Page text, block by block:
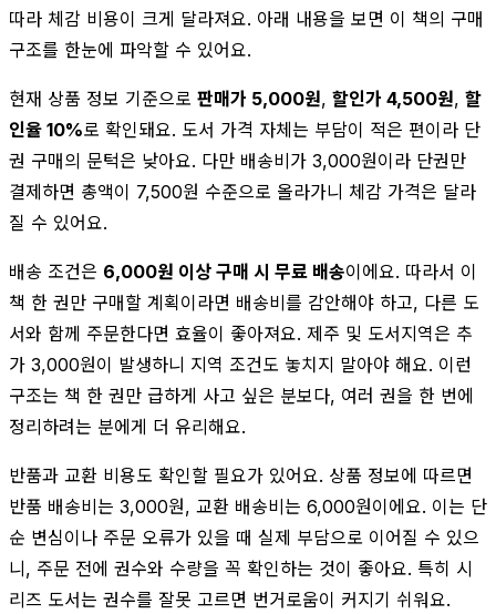
따라 체감 비용이 크게 달라져요. 아래 내용을 보면 이 책의 구매
구조를 한눈에 파악할 수 있어요.
현재 상품 정보 기준으로 판매가 5,000원, 할인가 4,500원, 할
인율 10%로 확인돼요. 도서 가격 자체는 부담이 적은 편이라 단
권 구매의 문턱은 낮아요. 다만 배송비가 3,000원이라 단권만
결제하면 총액이 7,500원 수준으로 올라가니 체감 가격은 달라
질 수 있어요.
배송 조건은 6,000원 이상 구매 시 무료 배송이에요. 따라서 이
책 한 권만 구매할 계획이라면 배송비를 감안해야 하고, 다른 도
서와 함께 주문한다면 효율이 좋아져요. 제주 및 도서지역은 추
가 3,000원이 발생하니 지역 조건도 놓치지 말아야 해요. 이런
구조는 책 한 권만 급하게 사고 싶은 분보다, 여러 권을 한 번에
정리하려는 분에게 더 유리해요.
반품과 교환 비용도 확인할 필요가 있어요. 상품 정보에 따르면
반품 배송비는 3,000원, 교환 배송비는 6,000원이에요. 이는 단
순 변심이나 주문 오류가 있을 때 실제 부담으로 이어질 수 있으
니, 주문 전에 권수와 수량을 꼭 확인하는 것이 좋아요. 특히 시
리즈 도서는 권수를 잘못 고르면 번거로움이 커지기 쉬워요.